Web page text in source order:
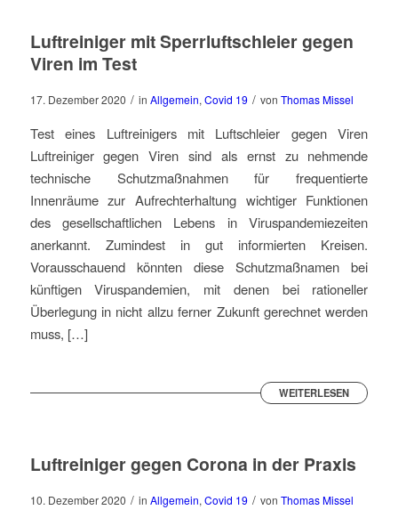
Luftreiniger mit Sperrluftschleier gegen
Viren im Test
17. Dezember 2020 / in Allgemein,Covid 19 / von Thomas Missel
Test eines Luftreinigers mit Luftschleier gegen Viren
Luftreiniger gegen Viren sind als ernst zu nehmende
technische Schutzmaßnahmen für frequentierte
Innenräume zur Aufrechterhaltung wichtiger Funktionen
des gesellschaftlichen Lebens in Viruspandemiezeiten
anerkannt. Zumindest in gut informierten Kreisen.
Vorausschauend könnten diese Schutzmaßnamen bei
künftigen Viruspandemien, mit denen bei rationeller
Überlegung in nicht allzu ferner Zukunft gerechnet werden
muss, […]
WEITERLESEN
Luftreiniger gegen Corona in der Praxis
10. Dezember 2020 / in Allgemein, Covid 19 / von Thomas Missel